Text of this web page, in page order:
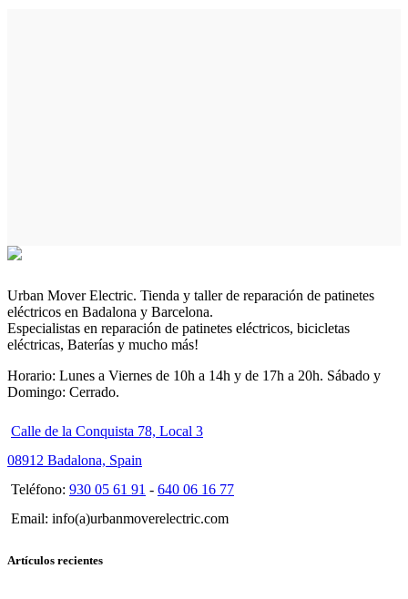
Urban Mover Electric. Tienda y taller de reparación de patinetes
eléctricos en Badalona y Barcelona.
Especialistas en reparación de patinetes eléctricos, bicicletas
eléctricas, Baterías y mucho más!
Horario: Lunes a Viernes de 10h a 14h y de 17h a 20h. Sábado y
Domingo: Cerrado.
Calle de la Conquista 78, Local 3
08912 Badalona, Spain
Teléfono: 930 05 61 91 - 640 06 16 77
Email: info(a)urbanmoverelectric.com
Artículos recientes